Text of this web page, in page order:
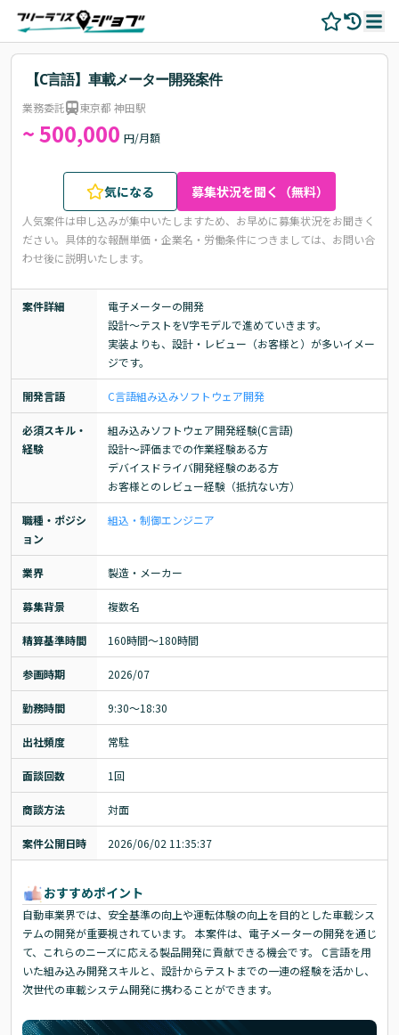
【C言語】車載メーター開発案件
業務委託 東京都 神田駅
~ 500,000 円/月額
気になる 募集状況を聞く（無料）
人気案件は申し込みが集中いたしますため、お早めに募集状況をお聞きく
ださい。 具体的な報酬単価・企業名・労働条件につきましては、お問い合
わせ後に説明いたします。
案件詳細
電子メーターの開発
設計～テストをV字モデルで進めていきます。
実装よりも、設計・レビュー（お客様と）が多いイメー
ジです。
開発言語 C言語組み込みソフトウェア開発
必須スキル・
経験
組み込みソフトウェア開発経験(C言語)
設計～評価までの作業経験ある方
デバイスドライバ開発経験のある方
お客様とのレビュー経験（抵抗ない方）
職種・ポジシ
ョン
組込・制御エンジニア
業界 製造・メーカー
募集背景 複数名
精算基準時間 160時間〜180時間
参画時期 2026/07
勤務時間 9:30～18:30
出社頻度 常駐
面談回数 1回
商談方法 対面
案件公開日時 2026/06/02 11:35:37
おすすめポイント
自動車業界では、安全基準の向上や運転体験の向上を目的とした車載シス
テムの開発が重要視されています。 本案件は、電子メーターの開発を通じ
て、これらのニーズに応える製品開発に貢献できる機会です。 C言語を用
いた組み込み開発スキルと、設計からテストまでの一連の経験を活かし、
次世代の車載システム開発に携わることができます。